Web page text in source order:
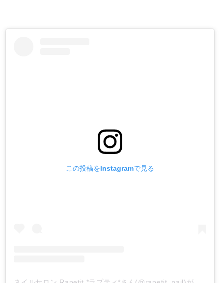
この投稿をInstagramで見る